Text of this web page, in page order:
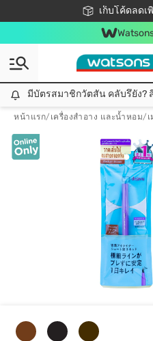
เก็บโค้ดลดเ
ชอปออนไลน์ครั้งแ
📦ส่งฟรี!
สมาชิกวัต
มีบัตรสมาชิกวัตสัน คลับรึยัง?
หน้าแรก/ เครื่องสำอาง และน้ำหอม/